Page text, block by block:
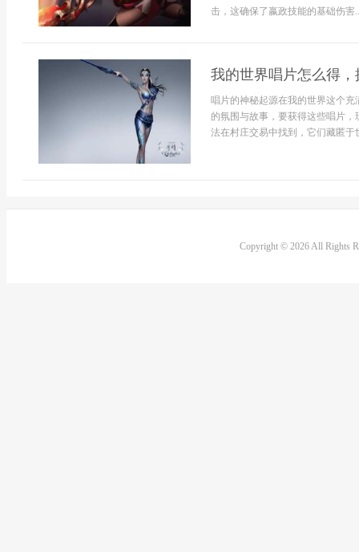
击，这确保了嬴政技能的基础伤害
我的世界唱片怎么得
唱片的神秘起源在我的世界这个
的氛围与故事，要获得这些唱片
法在村庄交易中找到，它们藏匿于
Copyright © 2026 All Rights